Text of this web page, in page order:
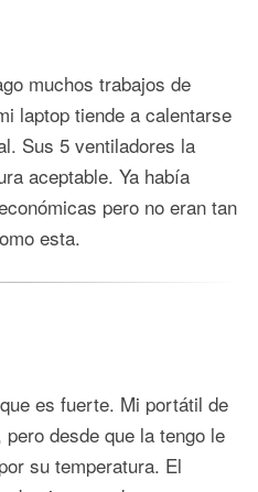
muchos trabajos de
laptop tiende a calentarse
Sus 5 ventiladores la
aceptable. Ya había
pero no eran tan
esta.
es fuerte. Mi portátil de
desde que la tengo le
su temperatura. El